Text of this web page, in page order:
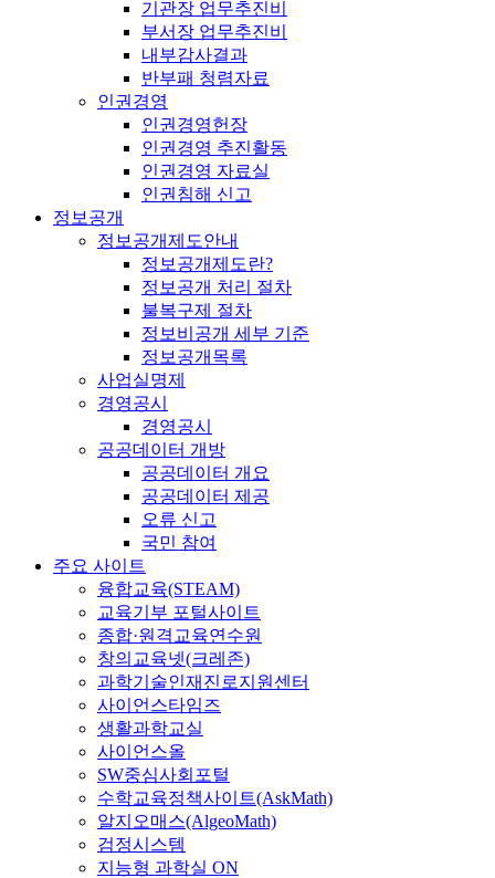
기관장 업무추진비
부서장 업무추진비
내부감사결과
반부패 청렴자료
인권경영
인권경영헌장
인권경영 추진활동
인권경영 자료실
인권침해 신고
정보공개
정보공개제도안내
정보공개제도란?
정보공개 처리 절차
불복구제 절차
정보비공개 세부 기준
정보공개목록
사업실명제
경영공시
경영공시
공공데이터 개방
공공데이터 개요
공공데이터 제공
오류 신고
국민 참여
주요 사이트
융합교육(STEAM)
교육기부 포털사이트
종합·원격교육연수원
창의교육넷(크레존)
과학기술인재진로지원센터
사이언스타임즈
생활과학교실
사이언스올
SW중심사회포털
수학교육정책사이트(AskMath)
알지오매스(AlgeoMath)
검정시스템
지능형 과학실 ON